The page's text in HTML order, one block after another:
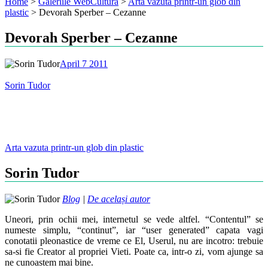
plastic > Devorah Sperber – Cezanne
Devorah Sperber – Cezanne
April 7 2011
Sorin Tudor
Post
navigation
Arta vazuta printr-un glob din plastic
Sorin Tudor
Blog | De același autor
Uneori, prin ochii mei, internetul se vede altfel. “Contentul” se
numeste simplu, “continut”, iar “user generated” capata vagi
conotatii pleonastice de vreme ce El, Userul, nu are incotro: trebuie
sa-si fie Creator al propriei Vieti. Poate ca, intr-o zi, vom ajunge sa
ne cunoastem mai bine.